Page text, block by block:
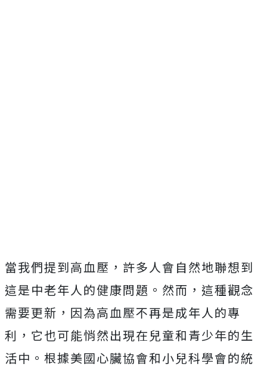
當我們提到高血壓，許多人會自然地聯想到
這是中老年人的健康問題。然而，這種觀念
需要更新，因為高血壓不再是成年人的專
利，它也可能悄然出現在兒童和青少年的生
活中。根據美國心臟協會和小兒科學會的統